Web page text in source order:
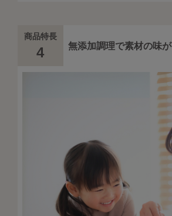
商品特長
4 無添加調理で素材の味